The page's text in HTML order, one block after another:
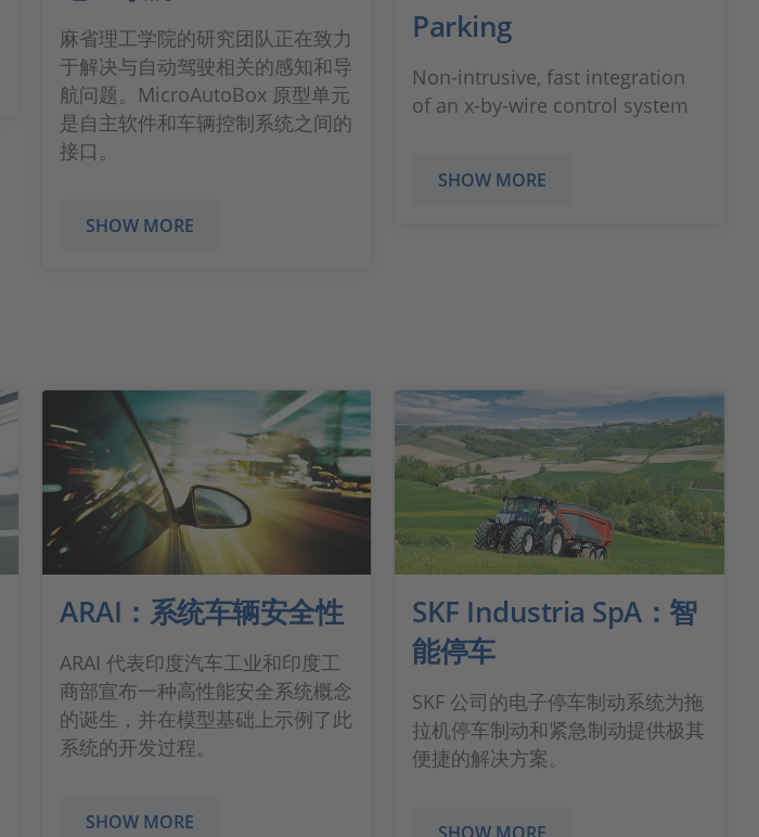
麻省理工学院的研究团队正在致力
于解决与自动驾驶相关的感知和导
航问题。MicroAutoBox 原型单元
是自主软件和车辆控制系统之间的
接口。
SHOW MORE
Parking
Non-intrusive, fast integration
of an x-by-wire control system
SHOW MORE
ARAI：系统车辆安全性
ARAI 代表印度汽车工业和印度工
商部宣布一种高性能安全系统概念
的诞生，并在模型基础上示例了此
系统的开发过程。
SHOW MORE
SKF Industria SpA：智
能停车
SKF 公司的电子停车制动系统为拖
拉机停车制动和紧急制动提供极其
便捷的解决方案。